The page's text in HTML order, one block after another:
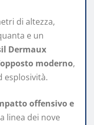
di altezza,
e un
Dermaux
moderno,
esplosività.
offensivo e
linea dei nove